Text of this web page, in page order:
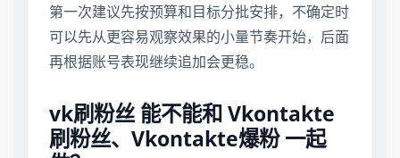
第一次建议先按预算和目标分批安排，不确定时
可以先从更容易观察效果的小量节奏开始，后面
再根据账号表现继续追加会更稳。
vk刷粉丝 能不能和 Vkontakte
刷粉丝、Vkontakte爆粉 一起